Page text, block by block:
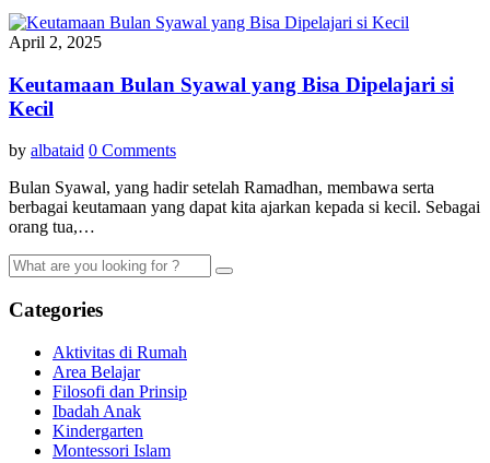
April 2, 2025
Keutamaan Bulan Syawal yang Bisa Dipelajari si
Kecil
by albataid 0 Comments
Bulan Syawal, yang hadir setelah Ramadhan, membawa serta
berbagai keutamaan yang dapat kita ajarkan kepada si kecil. Sebagai
orang tua,…
Categories
Aktivitas di Rumah
Area Belajar
Filosofi dan Prinsip
Ibadah Anak
Kindergarten
Montessori Islam